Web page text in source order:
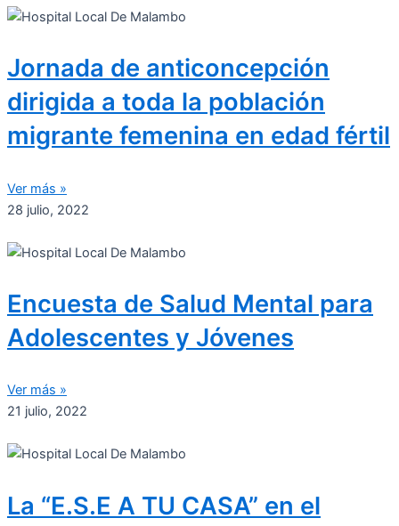
Jornada de anticoncepción
dirigida a toda la población
migrante femenina en edad fértil
Ver más »
28 julio, 2022
Encuesta de Salud Mental para
Adolescentes y Jóvenes
Ver más »
21 julio, 2022
La “E.S.E A TU CASA” en el